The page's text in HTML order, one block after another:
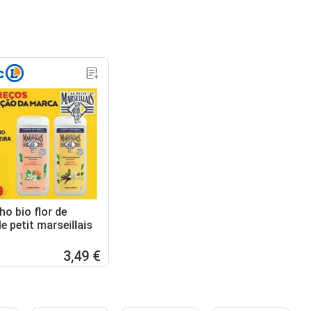
bio flor de
petit marseillais
3,49 €